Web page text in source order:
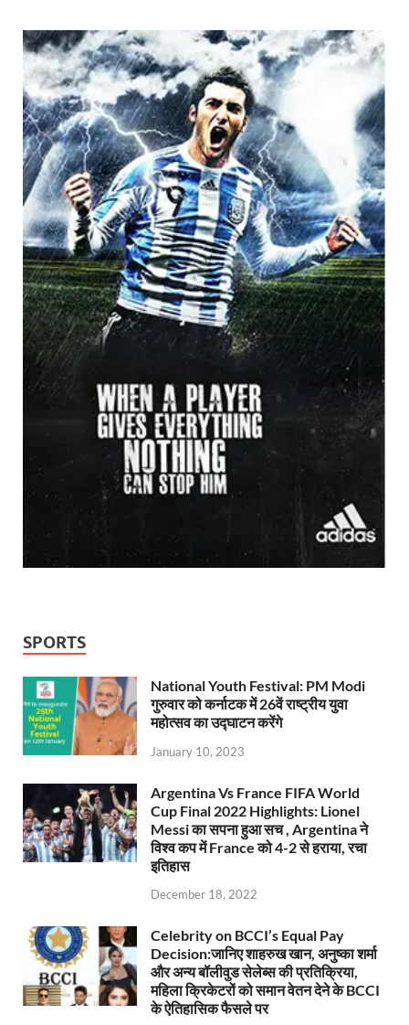
SPORTS
National Youth Festival: PM Modi
गुरुवार को कर्नाटक में 26वें राष्ट्रीय युवा
महोत्सव का उद्घाटन करेंगे
January 10, 2023
Argentina Vs France FIFA World
Cup Final 2022 Highlights: Lionel
Messi का सपना हुआ सच , Argentina ने
विश्व कप में France को 4-2 से हराया, रचा
इतिहास
December 18, 2022
Celebrity on BCCI’s Equal Pay
Decision:जानिए शाहरुख खान, अनुष्का शर्मा
और अन्य बॉलीवुड सेलेब्स की प्रतिक्रिया,
महिला क्रिकेटरों को समान वेतन देने के BCCI
के ऐतिहासिक फैसले पर